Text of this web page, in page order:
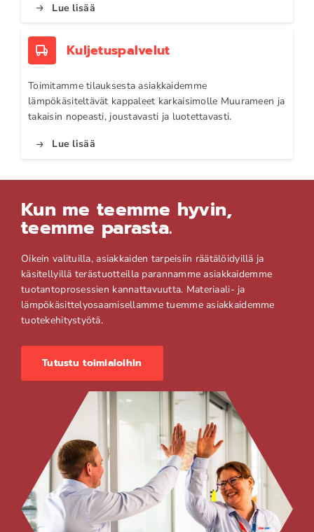
Lue lisää
Kuljetuspalvelut
Toimitamme tilauksesta asiakkaidemme
lämpökäsiteltävät kappaleet karkaisimolle Muurameen ja
takaisin nopeasti, joustavasti ja luotettavasti.
Lue lisää
Kun me teemme hyvin,
teemme parasta.
Oikein valituilla, asiakkaiden tarpeisiin räätälöidyillä ja
käsitellyillä terästuotteilla parannamme asiakkaidemme
tuotantoprosessien kannattavuutta. Materiaali- ja
lämpökäsittelyosaamisellamme tuemme asiakkaidemme
tuotekehitystyötä.
Tutustu toimialoihin